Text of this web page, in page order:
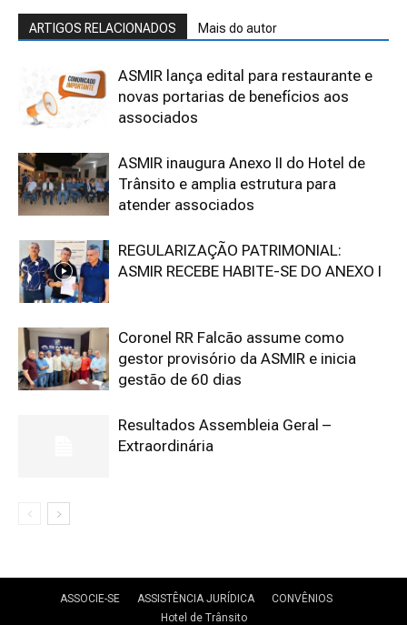
ARTIGOS RELACIONADOS Mais do autor
ASMIR lança edital para restaurante e
novas portarias de benefícios aos
associados
ASMIR inaugura Anexo II do Hotel de
Trânsito e amplia estrutura para
atender associados
REGULARIZAÇÃO PATRIMONIAL:
ASMIR RECEBE HABITE-SE DO ANEXO I
Coronel RR Falcão assume como
gestor provisório da ASMIR e inicia
gestão de 60 dias
Resultados Assembleia Geral –
Extraordinária
ASSOCIE-SE ASSISTÊNCIA JURÍDICA
CONVÊNIOS
Hotel de Trânsito